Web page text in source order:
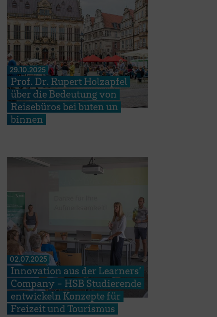
29.10.2025
Prof. Dr. Rupert Holzapfel
über die Bedeutung von
Reisebüros bei buten un
binnen
02.07.2025
Innovation aus der Learners’
Company - HSB Studierende
entwickeln Konzepte für
Freizeit und Tourismus